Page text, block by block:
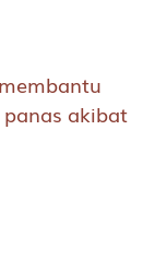
akibat